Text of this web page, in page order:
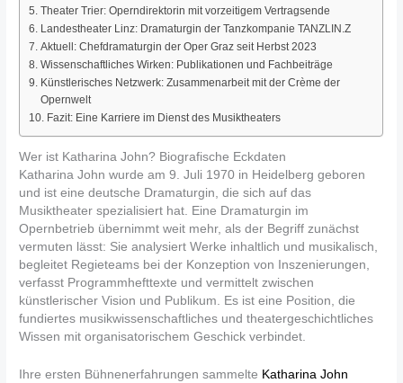
Theater Trier: Operndirektorin mit vorzeitigem Vertragsende
Landestheater Linz: Dramaturgin der Tanzkompanie TANZLIN.Z
Aktuell: Chefdramaturgin der Oper Graz seit Herbst 2023
Wissenschaftliches Wirken: Publikationen und Fachbeiträge
Künstlerisches Netzwerk: Zusammenarbeit mit der Crème der
Opernwelt
Fazit: Eine Karriere im Dienst des Musiktheaters
Wer ist Katharina John? Biografische Eckdaten
Katharina John wurde am 9. Juli 1970 in Heidelberg geboren
und ist eine deutsche Dramaturgin, die sich auf das
Musiktheater spezialisiert hat. Eine Dramaturgin im
Opernbetrieb übernimmt weit mehr, als der Begriff zunächst
vermuten lässt: Sie analysiert Werke inhaltlich und musikalisch,
begleitet Regieteams bei der Konzeption von Inszenierungen,
verfasst Programmhefttexte und vermittelt zwischen
künstlerischer Vision und Publikum. Es ist eine Position, die
fundiertes musikwissenschaftliches und theatergeschichtliches
Wissen mit organisatorischem Geschick verbindet.
Ihre ersten Bühnenerfahrungen sammelte Katharina John